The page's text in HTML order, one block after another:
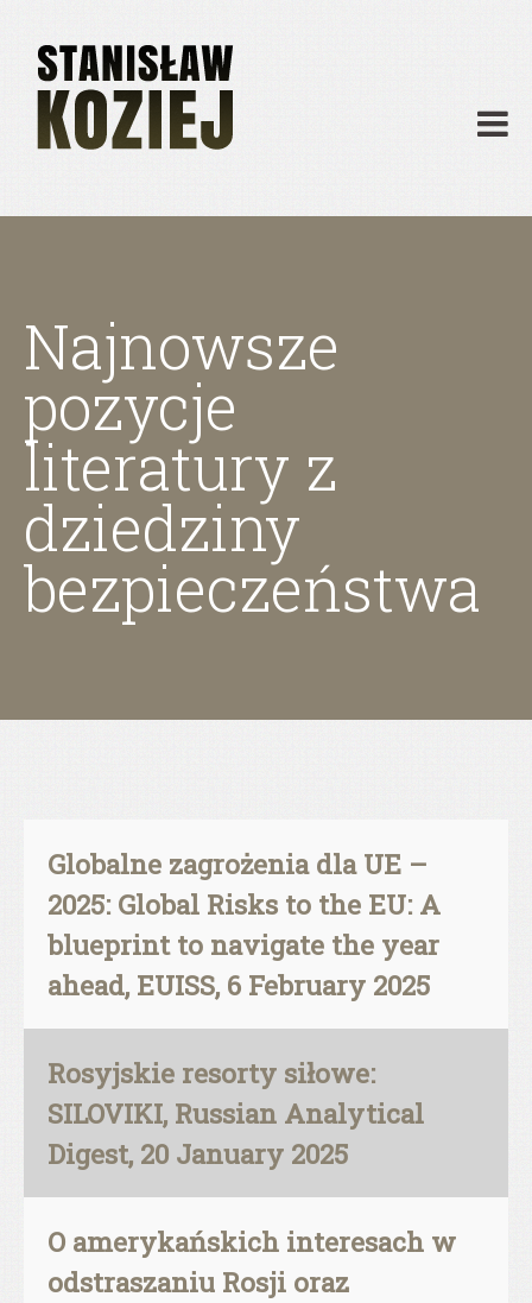
Publikacje
Działalność
Materiały dydaktyczne
Najnowsze
pozycje
literatury z
dziedziny
bezpieczeństwa
Globalne zagrożenia dla UE –
2025: Global Risks to the EU: A
blueprint to navigate the year
ahead, EUISS, 6 February 2025
Rosyjskie resorty siłowe:
SILOVIKI, Russian Analytical
Digest, 20 January 2025
O amerykańskich interesach w
odstraszaniu Rosji oraz